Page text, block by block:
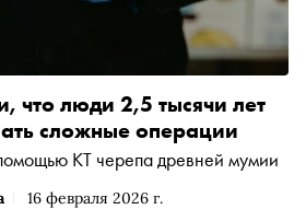
16 февраля 2026 г.
что люди 2,5 тысячи лет
сложные операции
КТ черепа древней мумии